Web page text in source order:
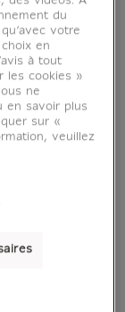
du
votre
en
à tout
les cookies »
ne
en savoir plus
sur «
veuillez